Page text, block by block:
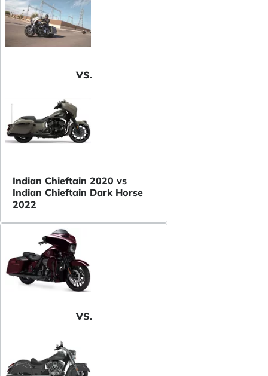
VS.
Indian Chieftain 2020 vs
Indian Chieftain Dark Horse
2022
VS.